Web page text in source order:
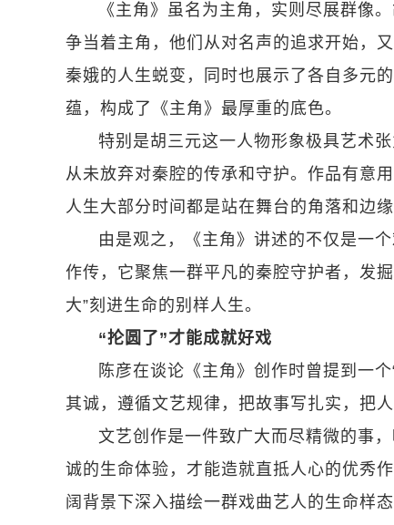
《主角》虽名为主角，实则尽展群像
争当着主角，他们从对名声的追求开始，
秦娥的人生蜕变，同时也展示了各自多元
蕴，构成了《主角》最厚重的底色。
特别是胡三元这一人物形象极具艺术
从未放弃对秦腔的传承和守护。作品有意
人生大部分时间都是站在舞台的角落和边
由是观之，《主角》讲述的不仅是一
作传，它聚焦一群平凡的秦腔守护者，发
大”刻进生命的别样人生。
“抡圆了”才能成就好戏
陈彦在谈论《主角》创作时曾提到一
其诚，遵循文艺规律，把故事写扎实，把
文艺创作是一件致广大而尽精微的事
诚的生命体验，才能造就直抵人心的优秀
阔背景下深入描绘一群戏曲艺人的生命样